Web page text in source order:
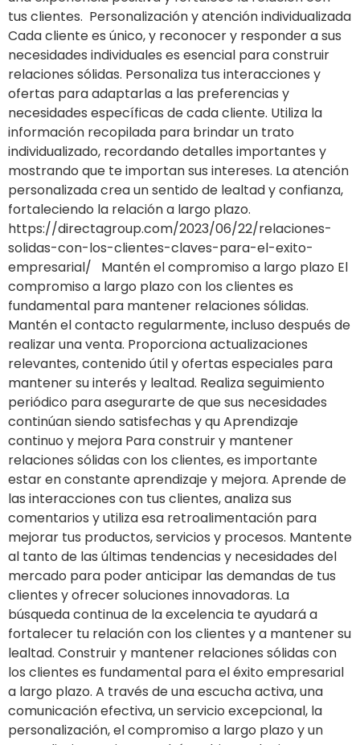
tus clientes. Personalización y atención individualizada
Cada cliente es único, y reconocer y responder a sus
necesidades individuales es esencial para construir
relaciones sólidas. Personaliza tus interacciones y
ofertas para adaptarlas a las preferencias y
necesidades específicas de cada cliente. Utiliza la
información recopilada para brindar un trato
individualizado, recordando detalles importantes y
mostrando que te importan sus intereses. La atención
personalizada crea un sentido de lealtad y confianza,
fortaleciendo la relación a largo plazo.
https://directagroup.com/2023/06/22/relaciones-
solidas-con-los-clientes-claves-para-el-exito-
empresarial/ Mantén el compromiso a largo plazo El
compromiso a largo plazo con los clientes es
fundamental para mantener relaciones sólidas.
Mantén el contacto regularmente, incluso después de
realizar una venta. Proporciona actualizaciones
relevantes, contenido útil y ofertas especiales para
mantener su interés y lealtad. Realiza seguimiento
periódico para asegurarte de que sus necesidades
continúan siendo satisfechas y qu Aprendizaje
continuo y mejora Para construir y mantener
relaciones sólidas con los clientes, es importante
estar en constante aprendizaje y mejora. Aprende de
las interacciones con tus clientes, analiza sus
comentarios y utiliza esa retroalimentación para
mejorar tus productos, servicios y procesos. Mantente
al tanto de las últimas tendencias y necesidades del
mercado para poder anticipar las demandas de tus
clientes y ofrecer soluciones innovadoras. La
búsqueda continua de la excelencia te ayudará a
fortalecer tu relación con los clientes y a mantener su
lealtad. Construir y mantener relaciones sólidas con
los clientes es fundamental para el éxito empresarial
a largo plazo. A través de una escucha activa, una
comunicación efectiva, un servicio excepcional, la
personalización, el compromiso a largo plazo y un